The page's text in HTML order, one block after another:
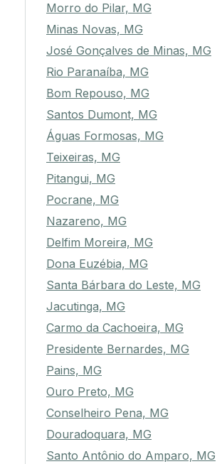
Morro do Pilar, MG
Minas Novas, MG
José Gonçalves de Minas, MG
Rio Paranaíba, MG
Bom Repouso, MG
Santos Dumont, MG
Águas Formosas, MG
Teixeiras, MG
Pitangui, MG
Pocrane, MG
Nazareno, MG
Delfim Moreira, MG
Dona Euzébia, MG
Santa Bárbara do Leste, MG
Jacutinga, MG
Carmo da Cachoeira, MG
Presidente Bernardes, MG
Pains, MG
Ouro Preto, MG
Conselheiro Pena, MG
Douradoquara, MG
Santo Antônio do Amparo, MG